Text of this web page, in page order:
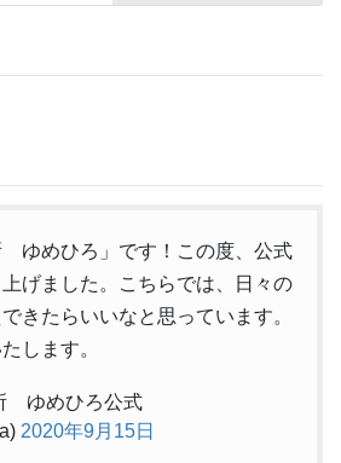
ゆめひろ」です！この度、公式
げました。こちらでは、日々の
きたらいいなと思っています。
します。
ゆめひろ公式
2020年9月15日